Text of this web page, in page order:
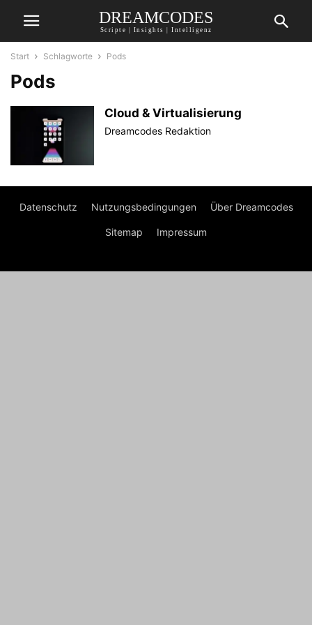
DREAMCODES
Scripte | Insights | Intelligenz
Start Schlagworte Pods
Pods
Cloud & Virtualisierung
Dreamcodes Redaktion
Datenschutz Nutzungsbedingungen Über Dreamcodes
Sitemap Impressum